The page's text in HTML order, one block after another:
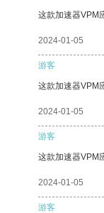
这款加速器VPM
2024-01-05
游客
这款加速器VPM
2024-01-05
游客
这款加速器VPM
2024-01-05
游客